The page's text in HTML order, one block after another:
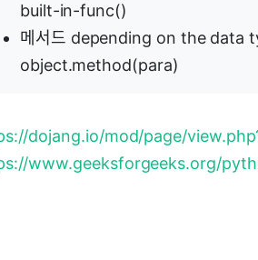
built-in-func()
메서드 depending on the data
object.method(para)
dojang.io/mod/page/
www.geeksforgeeks.org/